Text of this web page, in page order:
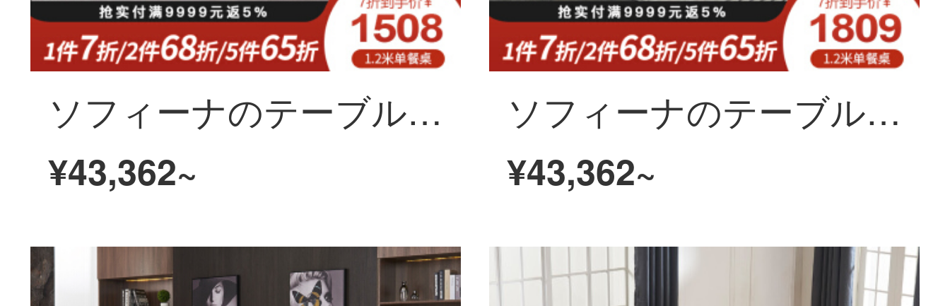
ソフィーナのテーブルの大理石テーブルの組み合わせ6人の北欧の小さなテーブル4人の近代的なシンプルな長方形のテーブル
¥43,362~
ソフィーナのテーブル岩板テーブル北欧極簡易長方形テーブルと大小のテーブルセットイタリアテーブル1.6メートルのテーブルと6つのテーブル
¥43,362~